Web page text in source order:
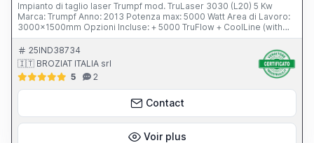
Impianto di taglio laser Trumpf mod. TruLaser 3030 (L20) 5 Kw
Marca: Trumpf Anno: 2013 Potenza max: 5000 Watt Area di Lavoro:
3000x1500mm Opzioni Incluse: + 5000 TruFlow + CoolLine (with
universal cutting head) + Nozzle changer
25IND38734
🇮🇹 BROZIAT ITALIA srl
5
2
Contact
Voir plus